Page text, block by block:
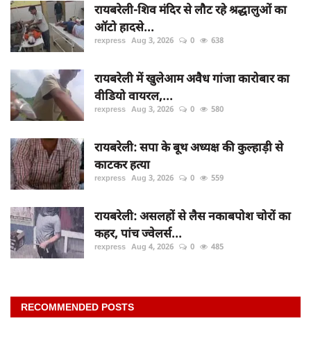
रायबरेली-शिव मंदिर से लौट रहे श्रद्धालुओं का
ऑटो हादसे...
rexpress Aug 3, 2026 0 638
रायबरेली में खुलेआम अवैध गांजा कारोबार का
वीडियो वायरल,...
rexpress Aug 3, 2026 0 580
रायबरेली: सपा के बूथ अध्यक्ष की कुल्हाड़ी से
काटकर हत्या
rexpress Aug 3, 2026 0 559
रायबरेली: असलहों से लैस नकाबपोश चोरों का
कहर, पांच ज्वेलर्स...
rexpress Aug 4, 2026 0 485
RECOMMENDED POSTS